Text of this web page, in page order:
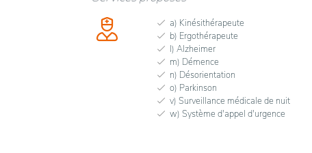
a) Kinésithérapeute
b) Ergothérapeute
l) Alzheimer
m) Démence
n) Désorientation
o) Parkinson
v) Surveillance médicale de nuit
w) Système d'appel d'urgence